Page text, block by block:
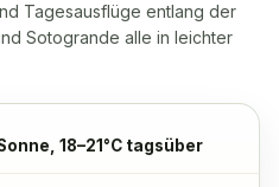
Tagesausflüge entlang der
Sotogrande alle in leichter
18–21°C tagsüber